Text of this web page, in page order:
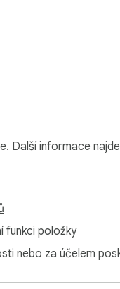
Další informace
funkci položky
nebo za účelem